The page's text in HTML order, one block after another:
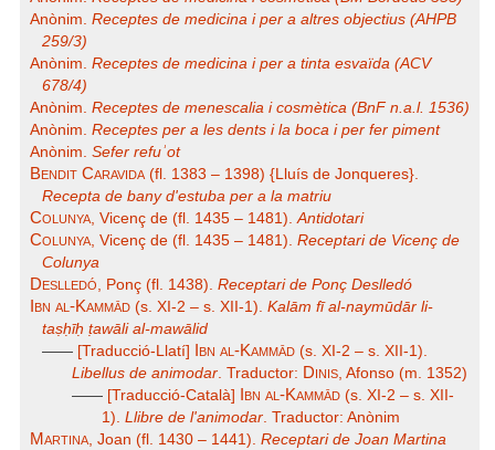
Anònim. Receptes de medicina i per a altres objectius (AHPB
259/3)
Anònim. Receptes de medicina i per a tinta esvaïda (ACV
678/4)
Anònim. Receptes de menescalia i cosmètica (BnF n.a.l. 1536)
Anònim. Receptes per a les dents i la boca i per fer piment
Anònim. Sefer refuʾot
Bendit Caravida(fl. 1383 – 1398) {Lluís de Jonqueres}.
Recepta de bany d'estuba per a la matriu
Colunya, Vicenç de (fl. 1435 – 1481).Antidotari
Colunya, Vicenç de (fl. 1435 – 1481). Receptari de Vicenç de
Colunya
Deslledó, Ponç (fl. 1438). Receptari de Ponç Deslledó
Ibn al-Kammād (s. XI-2 – s. XII-1). Kalām fī al-naymūdār li-
taṣḥīḥ ṭawāli al-mawālid
—— [Traducció-Llatí] Ibn al-Kammād (s. XI-2 – s. XII-1).
Libellus de animodar. Traductor: Dinis, Afonso (m. 1352)
—— [Traducció-Català] Ibn al-Kammād (s. XI-2 – s. XII-
1). Llibre de l'animodar. Traductor: Anònim
Martina, Joan (fl. 1430 – 1441). Receptari de Joan Martina